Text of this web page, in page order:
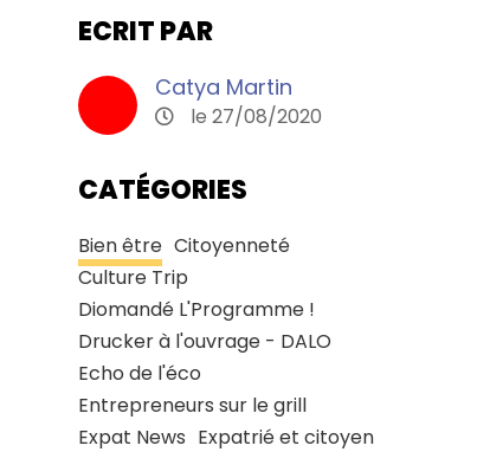
ECRIT PAR
Catya Martin
le 27/08/2020
CATÉGORIES
Bien être Citoyenneté
Culture Trip
Diomandé L'Programme !
Drucker à l'ouvrage - DALO
Echo de l'éco
Entrepreneurs sur le grill
Expat News Expatrié et citoyen